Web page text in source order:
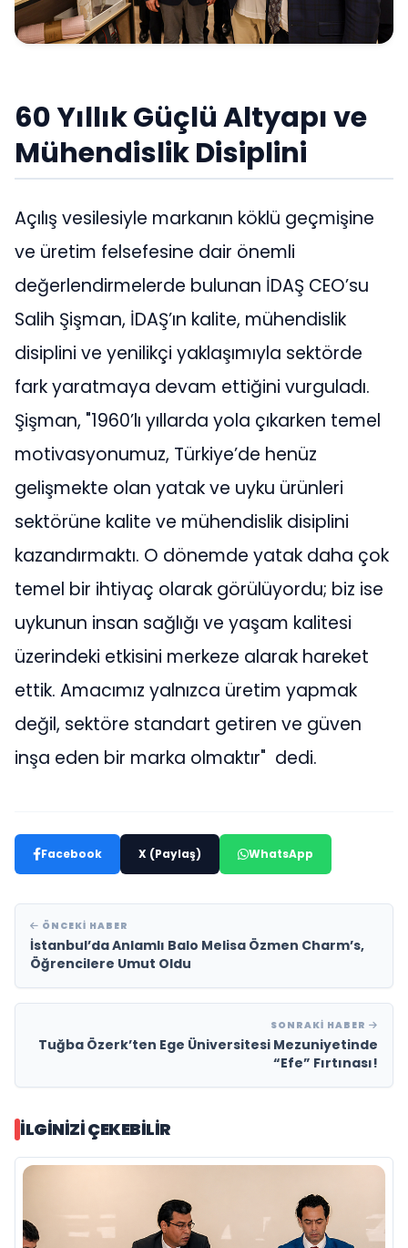
60 Yıllık Güçlü Altyapı ve
Mühendislik Disiplini
Açılış vesilesiyle markanın köklü geçmişine
ve üretim felsefesine dair önemli
değerlendirmelerde bulunan İDAŞ CEO’su
Salih Şişman, İDAŞ’ın kalite, mühendislik
disiplini ve yenilikçi yaklaşımıyla sektörde
fark yaratmaya devam ettiğini vurguladı.
Şişman, "1960’lı yıllarda yola çıkarken temel
motivasyonumuz, Türkiye’de henüz
gelişmekte olan yatak ve uyku ürünleri
sektörüne kalite ve mühendislik disiplini
kazandırmaktı. O dönemde yatak daha çok
temel bir ihtiyaç olarak görülüyordu; biz ise
uykunun insan sağlığı ve yaşam kalitesi
üzerindeki etkisini merkeze alarak hareket
ettik. Amacımız yalnızca üretim yapmak
değil, sektöre standart getiren ve güven
inşa eden bir marka olmaktır" dedi.
Facebook X (Paylaş) WhatsApp
ÖNCEKI HABER
İstanbul’da Anlamlı Balo Melisa Özmen Charm’s,
Öğrencilere Umut Oldu
SONRAKI HABER
Tuğba Özerk’ten Ege Üniversitesi Mezuniyetinde
“Efe” Fırtınası!
İLGINIZI ÇEKEBILIR